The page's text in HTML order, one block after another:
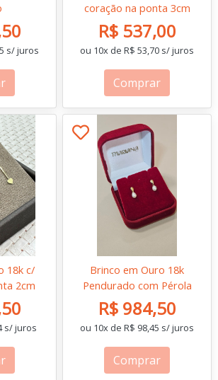
s/ juros
coração na ponta 3cm
R$ 537,00
ou 10x de R$ 53,70 s/ juros
Comprar
18k c/
2cm
s/ juros
Brinco em Ouro 18k
Pendurado com Pérola
R$ 984,50
ou 10x de R$ 98,45 s/ juros
Comprar